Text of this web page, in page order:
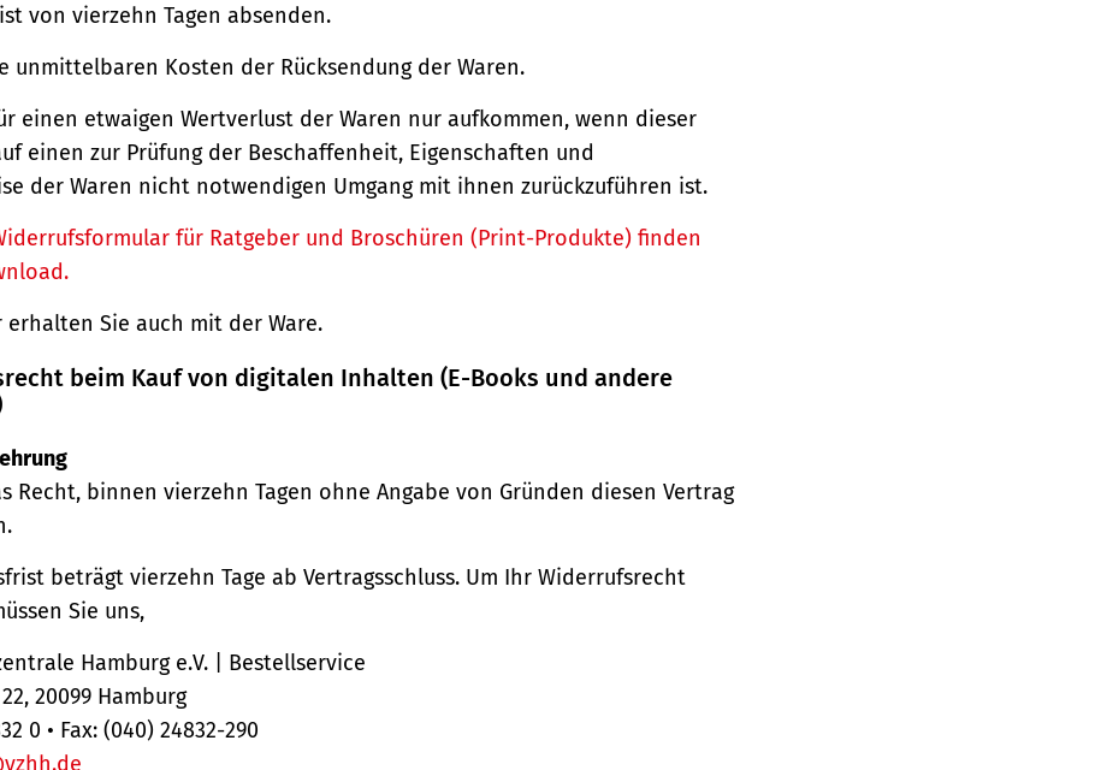
von vierzehn Tagen absenden.
unmittelbaren Kosten der Rücksendung der Waren.
einen etwaigen Wertverlust der Waren nur aufkommen, wenn dieser
einen zur Prüfung der Beschaffenheit, Eigenschaften und
der Waren nicht notwendigen Umgang mit ihnen zurückzuführen ist.
für Ratgeber und Broschüren (Print-Produkte) finden
erhalten Sie auch mit der Ware.
beim Kauf von digitalen Inhalten (E-Books und andere
Recht, binnen vierzehn Tagen ohne Angabe von Gründen diesen Vertrag
beträgt vierzehn Tage ab Vertragsschluss. Um Ihr Widerrufsrecht
Sie uns,
Hamburg e.V. | Bestellservice
20099 Hamburg
0 • Fax: (040) 24832-290